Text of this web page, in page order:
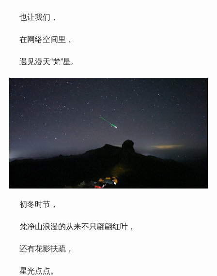
也让我们，
在网络空间里，
遇见漫天“梵”星。
初冬时节，
梵净山浪漫的从来不只翩翩红叶，
还有花影扶疏，
星光点点。